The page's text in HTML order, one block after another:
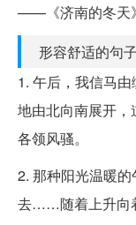
——《济南的冬天》
形容舒适的句子
1. 午后，我信马
地由北向南展开
各领风骚。
2. 那种阳光温暖
去……随着上升向